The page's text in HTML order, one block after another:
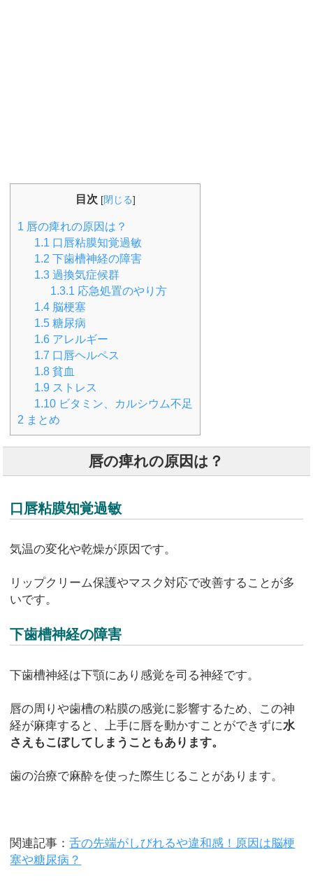
目次 [閉じる]
1 唇の痺れの原因は？
1.1 口唇粘膜知覚過敏
1.2 下歯槽神経の障害
1.3過換気症候群
1.3.1 応急処置のやり方
1.4脳梗塞
1.5糖尿病
1.6アレルギー
1.7 口唇ヘルペス
1.8貧血
1.9ストレス
1.10ビタミン、カルシウム不足
2 まとめ
唇の痺れの原因は？
口唇粘膜知覚過敏
気温の変化や乾燥が原因です。
リップクリーム保護やマスク対応で改善することが多
いです。
下歯槽神経の障害
下歯槽神経は下顎にあり感覚を司る神経です。
唇の周りや歯槽の粘膜の感覚に影響するため、この神
経が麻痺すると、上手に唇を動かすことができずに水
さえもこぼしてしまうこともあります。
歯の治療で麻酔を使った際生じることがあります。
関連記事：舌の先端がしびれるや違和感！原因は脳梗
塞や糖尿病？